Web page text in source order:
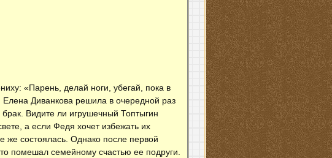
«Парень, делай ноги, убегай, пока в
Елена Диванкова решила в очередной раз
Видите ли игрушечный Топтыгин
а если Федя хочет избежать их
же состоялась. Однако после первой
помешал семейному счастью ее подруги.